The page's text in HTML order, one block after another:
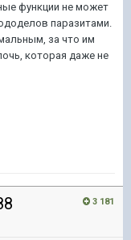
функции не может
паразитами.
за что им
которая даже не
3 181